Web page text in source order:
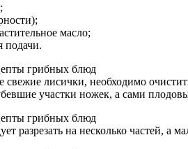
масло;
подачи.
лисички, необходимо
участки ножек, а сами
разрезать на несколько частей, а